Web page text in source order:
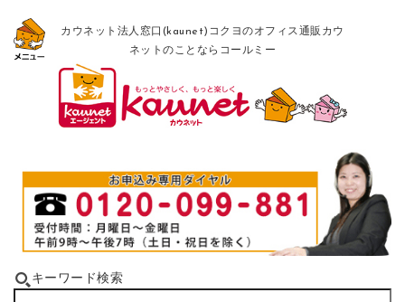
カウネット法人窓口(kaunet)コクヨのオフィス通販カウ
ネットのことならコールミー
キーワード検索